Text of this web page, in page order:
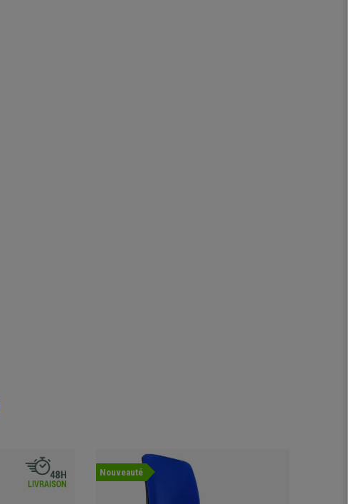
Nouveauté